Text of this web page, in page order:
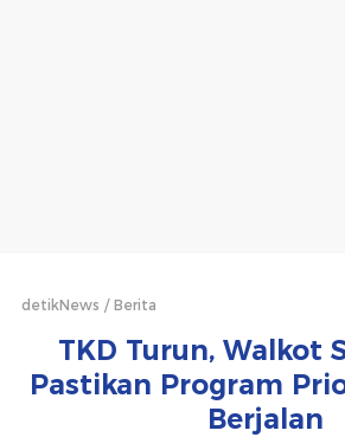
detikNews Berita
TKD Turun, Walkot
Pastikan Program
Berjalan